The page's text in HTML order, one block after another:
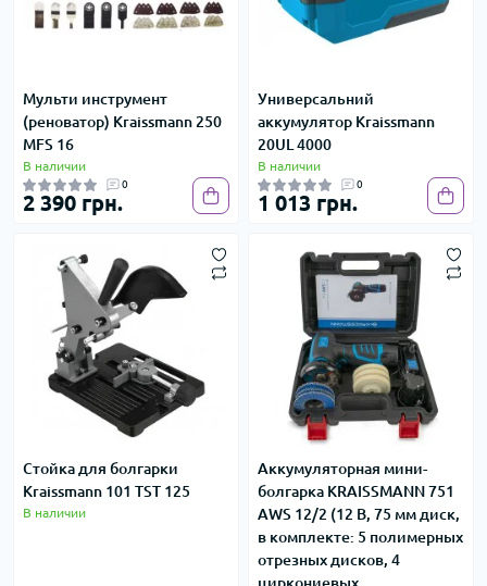
Мульти инструмент
(реноватор) Kraissmann 250
MFS 16
В наличии
0
2 390 грн.
Универсальний
аккумулятор Kraissmann
20UL 4000
В наличии
0
1 013 грн.
Стойка для болгарки
Kraissmann 101 TST 125
В наличии
Аккумуляторная мини-
болгарка KRAISSMANN 751
AWS 12/2 (12 В, 75 мм диск,
в комплекте: 5 полимерных
отрезных дисков, 4